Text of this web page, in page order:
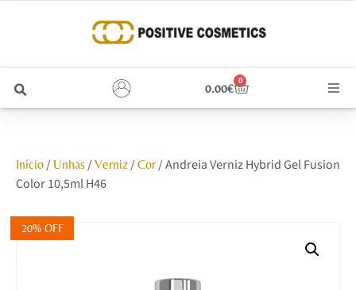
0.00€
0
Unhas
Início/ Unhas/ Verniz/ Cor/ Andreia Verniz Hybrid Gel Fusion
Color 10,5ml H46
20% OFF